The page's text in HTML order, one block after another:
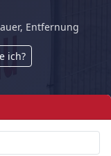
Entfernung
ich?